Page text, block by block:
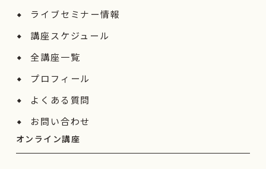
ライブセミナー情報
講座スケジュール
全講座一覧
プロフィール
よくある質問
お問い合わせ
オンライン講座